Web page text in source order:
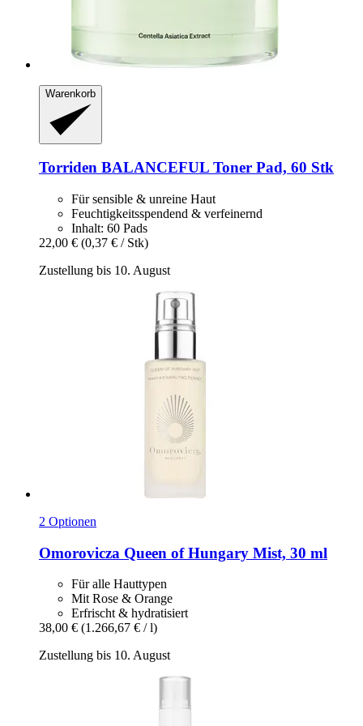
Warenkorb
Torriden BALANCEFUL Toner Pad, 60 Stk
Für sensible & unreine Haut
Feuchtigkeitsspendend & verfeinernd
Inhalt: 60 Pads
22,00 € (0,37 € / Stk)
Zustellung bis 10. August
2 Optionen
Omorovicza Queen of Hungary Mist, 30 ml
Für alle Hauttypen
Mit Rose & Orange
Erfrischt & hydratisiert
38,00 € (1.266,67 € / l)
Zustellung bis 10. August